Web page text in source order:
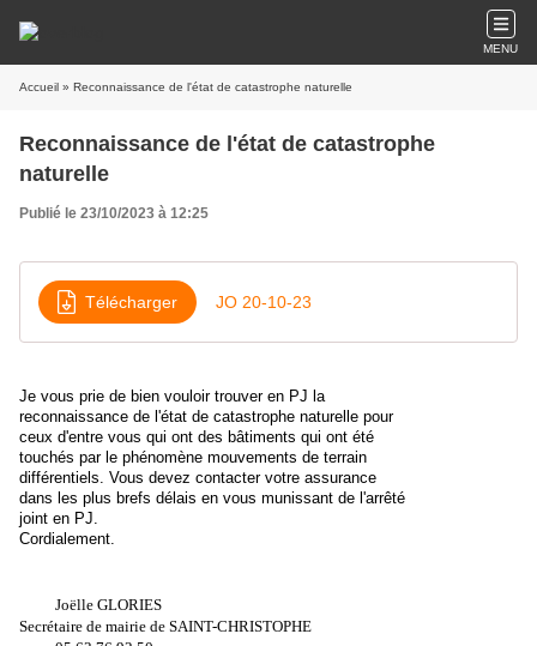
MENU
Accueil » Reconnaissance de l'état de catastrophe naturelle
Reconnaissance de l'état de catastrophe
naturelle
Publié le 23/10/2023 à 12:25
Télécharger JO 20-10-23
Je vous prie de bien vouloir trouver en PJ la
reconnaissance de l'état de catastrophe naturelle pour
ceux d'entre vous qui ont des bâtiments qui ont été
touchés par le phénomène mouvements de terrain
différentiels. Vous devez contacter votre assurance
dans les plus brefs délais en vous munissant de l'arrêté
joint en PJ.
Cordialement.
Joëlle GLORIES
Secrétaire de mairie de SAINT-CHRISTOPHE